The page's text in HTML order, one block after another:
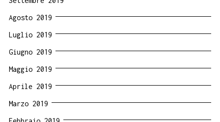
Agosto 2019
Luglio 2019
Giugno 2019
Maggio 2019
Aprile 2019
Marzo 2019